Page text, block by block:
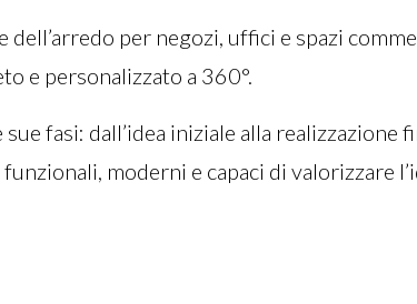
dell’arredo per negozi, uffici e spazi
e personalizzato a 360°.
fasi: dall’idea iniziale alla realizzazione
moderni e capaci di valorizzare